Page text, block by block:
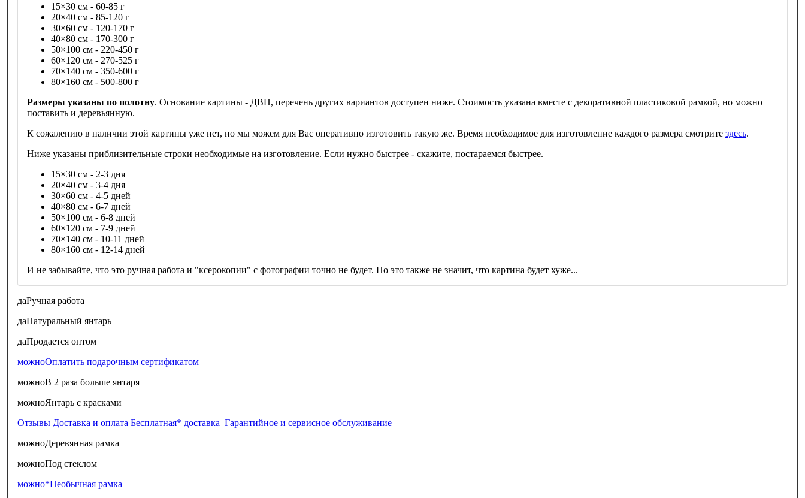
15×30 см - 60-85 г
20×40 см - 85-120 г
30×60 см - 120-170 г
40×80 см - 170-300 г
50×100 см - 220-450 г
60×120 см - 270-525 г
70×140 см - 350-600 г
80×160 см - 500-800 г
Размеры указаны по полотну. Основание картины - ДВП, перечень других вариантов доступен ниже. Стоимость указана вместе с декоративной пластиковой рамкой, но можно
поставить и деревьянную.
К сожалению в наличии этой картины уже нет, но мы можем для Вас оперативно изготовить такую же. Время необходимое для изготовление каждого размера смотрите здесь.
Ниже указаны приблизительные строки необходимые на изготовление. Если нужно быстрее - скажите, постараемся быстрее.
15×30 см - 2-3 дня
20×40 см - 3-4 дня
30×60 см - 4-5 дней
40×80 см - 6-7 дней
50×100 см - 6-8 дней
60×120 см - 7-9 дней
70×140 см - 10-11 дней
80×160 см - 12-14 дней
И не забывайте, что это ручная работа и "ксерокопии" с фотографии точно не будет. Но это также не значит, что картина будет хуже...
даРучная работа
даНатуральный янтарь
даПродается оптом
можноОплатить подарочным сертификатом
можноВ 2 раза больше янтаря
можноЯнтарь с красками
Отзывы Доставка и оплата Бесплатная* доставка Гарантийное и сервисное обслуживание
можноДеревянная рамка
можноПод стеклом
можно*Необычная рамка